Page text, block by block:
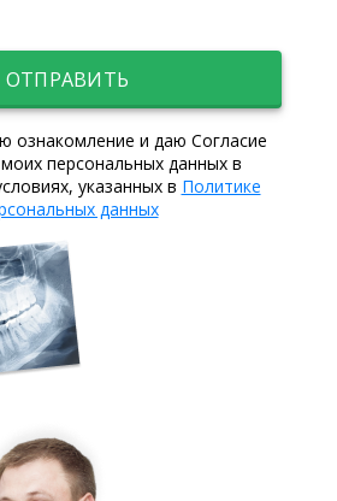
ОТПРАВИТЬ
ознакомление и даю Согласие
персональных данных в
указанных в Политике
данных